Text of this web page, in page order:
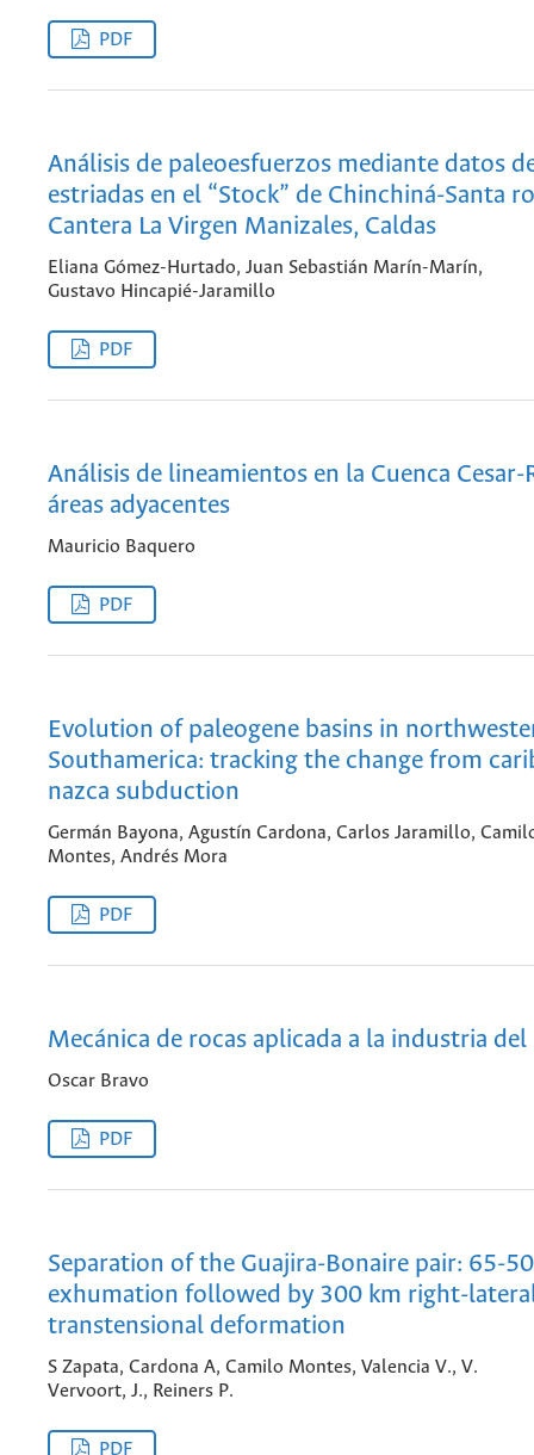
PDF
Análisis de paleoesfuerzos mediante datos
estriadas en el “Stock” de Chinchiná-Santa
Cantera La Virgen Manizales, Caldas
Eliana Gómez-Hurtado, Juan Sebastián Marín-Marín,
Gustavo Hincapié-Jaramillo
PDF
Análisis de lineamientos en la Cuenca Cesar-
áreas adyacentes
Mauricio Baquero
PDF
Evolution of paleogene basins in
Southamerica: tracking the change from
nazca subduction
Germán Bayona, Agustín Cardona, Carlos Jaramillo,
Montes, Andrés Mora
PDF
Mecánica de rocas aplicada a la industria
Oscar Bravo
PDF
Separation of the Guajira-Bonaire pair: 65-
exhumation followed by 300 km right-
transtensional deformation
S Zapata, Cardona A, Camilo Montes, Valencia V., V.
Vervoort, J., Reiners P.
PDF